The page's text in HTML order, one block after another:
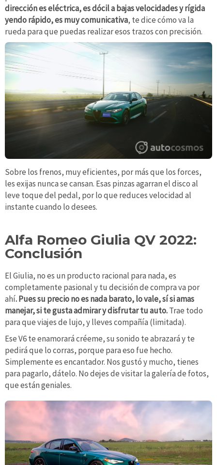
dirección es eléctrica, es dócil a bajas velocidades y rígida
yendo rápido, es muy comunicativa, te dice cómo va la
rueda para que puedas realizar esos trazos con precisión.
Sobre los frenos, muy eficientes, por más que los forces,
les exijas nunca se cansan. Esas pinzas agarran el disco al
leve toque del pedal, por lo que reduces velocidad al
instante cuando lo desees.
Alfa Romeo Giulia QV 2022:
Conclusión
El Giulia, no es un producto racional para nada, es
completamente pasional y tu decisión de compra va por
ahí. Pues su precio no es nada barato, lo vale, sí si amas
manejar, si te gusta admirar y disfrutar tu auto.Trae todo
para que viajes de lujo, y lleves compañía (limitada).
Ese V6 te enamorará créeme, su sonido te abrazará y te
pedirá que lo corras, porque para eso fue hecho.
Simplemente es encantador. Nos gustó y mucho, tienes
para pagarlo, dátelo. No dejes de visitar la galería de fotos,
que están geniales.